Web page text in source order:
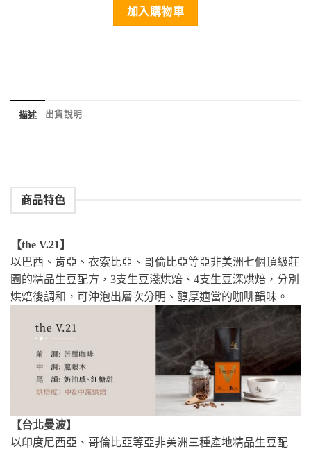
加入購物車
描述 出貨說明
商品特色
【the V.21】
以巴西、肯亞、衣索比亞、哥倫比亞等亞非美洲七個頂級莊
園的精品生豆配方，3支生豆淺烘焙、4支生豆深烘焙，分別
烘焙後調和，可沖泡出層次分明、醇厚適當的咖啡韻味。
【台北曼波】
以印度尼西亞、哥倫比亞等亞非美洲三種產地精品生豆配